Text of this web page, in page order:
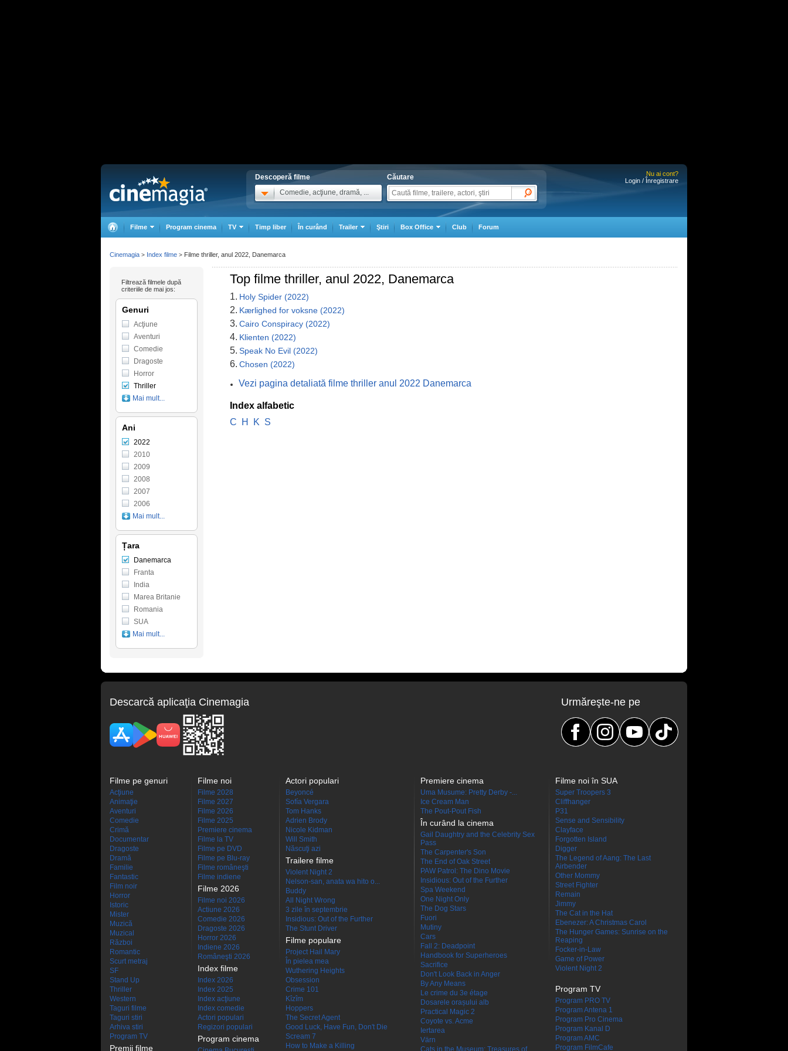
Descoperă filme
Comedie, acţiune, dramă, ...
Căutare
Nu ai cont?
Login / Înregistrare
Filme Program cinema TV Timp liber În curând Trailer Ştiri Box Office Club Forum
Top filme thriller, anul 2022, Danemarca
1. Holy Spider (2022)
2. Kærlighed for voksne (2022)
3. Cairo Conspiracy (2022)
4. Klienten (2022)
5. Speak No Evil (2022)
6. Chosen (2022)
Vezi pagina detaliată filme thriller anul 2022 Danemarca
Index alfabetic
C
H K S
Filtrează filmele după
criteriile de mai jos:
Genuri
Acţiune
Aventuri
Comedie
Dragoste
Horror
Thriller
Mai mult...
Ani
2022
2010
2009
2008
2007
2006
Mai mult...
Țara
Danemarca
Franta
India
Marea Britanie
Romania
SUA
Mai mult...
Cinemagia > Index filme > Filme thriller, anul 2022, Danemarca
Descarcă aplicaţia Cinemagia Urmăreşte-ne pe
Filme pe genuri
Acţiune
Animaţie
Aventuri
Comedie
Crimă
Documentar
Dragoste
Dramă
Familie
Fantastic
Film noir
Horror
Istoric
Mister
Muzică
Muzical
Război
Romantic
Scurt metraj
SF
Stand Up
Thriller
Western
Taguri filme
Taguri stiri
Arhiva stiri
Program TV
Premii filme
Filme noi
Filme 2028
Filme 2027
Filme 2026
Filme 2025
Premiere cinema
Filme la TV
Filme pe DVD
Filme pe Blu-ray
Filme româneşti
Filme indiene
Filme 2026
Filme noi 2026
Actiune 2026
Comedie 2026
Dragoste 2026
Horror 2026
Indiene 2026
Româneşti 2026
Index filme
Index 2026
Index 2025
Index acţiune
Index comedie
Actori populari
Regizori populari
Program cinema
Actori populari
Beyoncé
Sofía Vergara
Tom Hanks
Adrien Brody
Nicole Kidman
Will Smith
Născuţi azi
Trailere filme
Violent Night 2
Nelson-san, anata wa hito o...
Buddy
All Night Wrong
3 zile în septembrie
Insidious: Out of the Further
The Stunt Driver
Filme populare
Project Hail Mary
În pielea mea
Wuthering Heights
Obsession
Crime 101
Kîzîm
Hoppers
The Secret Agent
Good Luck, Have Fun, Don't Die
Scream 7
How to Make a Killing
Premiere cinema
Uma Musume: Pretty Derby -...
Ice Cream Man
The Pout-Pout Fish
În curând la cinema
Gail Daughtry and the Celebrity Sex
Pass
The Carpenter's Son
The End of Oak Street
PAW Patrol: The Dino Movie
Insidious: Out of the Further
Spa Weekend
One Night Only
The Dog Stars
Fuori
Mutiny
Cars
Fall 2: Deadpoint
Handbook for Superheroes
Sacrifice
Don't Look Back in Anger
By Any Means
Le crime du 3e étage
Dosarele orașului alb
Practical Magic 2
Coyote vs. Acme
Iertarea
Värn
Cats in the Museum: Treasures of
Filme noi în SUA
Super Troopers 3
Cliffhanger
P31
Sense and Sensibility
Clayface
Forgotten Island
Digger
The Legend of Aang: The Last
Airbender
Other Mommy
Street Fighter
Remain
Jimmy
The Cat in the Hat
Ebenezer: A Christmas Carol
The Hunger Games: Sunrise on the
Reaping
Focker-in-Law
Game of Power
Violent Night 2
Program TV
Program PRO TV
Program Antena 1
Program Pro Cinema
Program Kanal D
Program AMC
Program FilmCafe